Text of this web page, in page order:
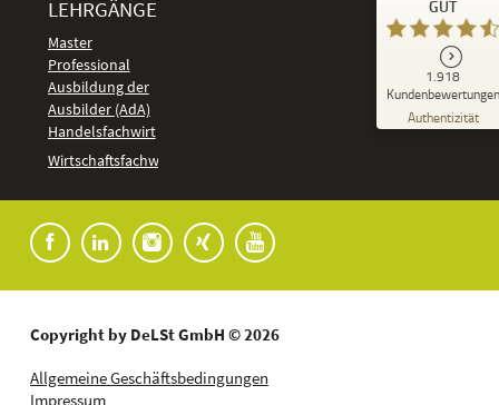
LEHRGÄNGE
Master
Professional
Ausbildung der
Ausbilder (AdA)
Handelsfachwirt
Wirtschaftsfachwirt
GUT
1.918
Kundenbewertungen
Authentizität
DeLSt - Deutsches eLearning Studieninstitut
92
%
Empfehlungen auf
ProvenExpert.com
anderen Quellen
Copyright by DeLSt GmbH © 2026
Allgemeine Geschäftsbedingungen
Impressum